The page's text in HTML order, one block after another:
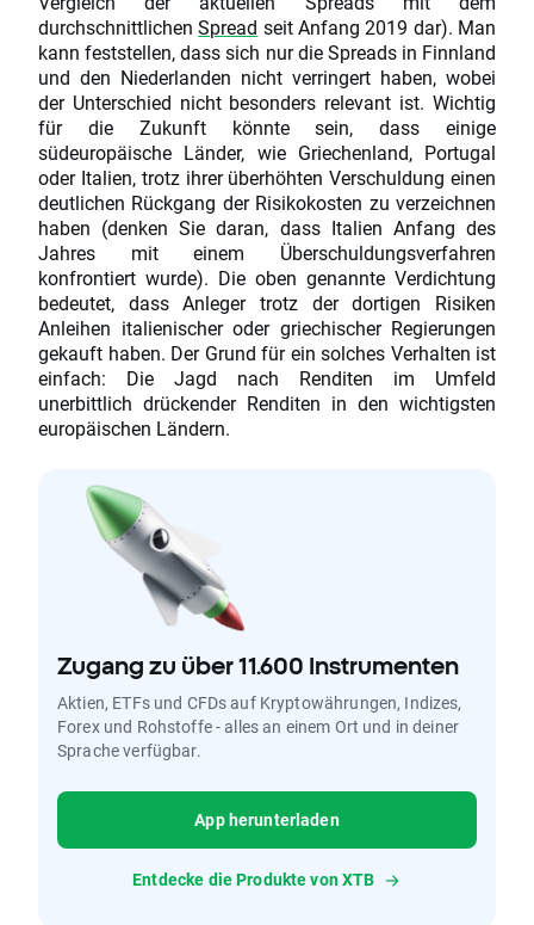
durchschnittlichenSpread seit Anfang 2019 dar). Man
kann feststellen, dass sich nur die Spreads in Finnland
und den Niederlanden nicht verringert haben, wobei
der Unterschied nicht besonders relevant ist. Wichtig
für die Zukunft könnte sein, dass einige
südeuropäische Länder, wie Griechenland, Portugal
oder Italien, trotz ihrer überhöhten Verschuldung einen
deutlichen Rückgang der Risikokosten zu verzeichnen
haben (denken Sie daran, dass Italien Anfang des
Jahres mit einem Überschuldungsverfahren
konfrontiert wurde). Die oben genannte Verdichtung
bedeutet, dass Anleger trotz der dortigen Risiken
Anleihen italienischer oder griechischer Regierungen
gekauft haben. Der Grund für ein solches Verhalten ist
einfach: Die Jagd nach Renditen im Umfeld
unerbittlich drückender Renditen in den wichtigsten
europäischen Ländern.
Zugang zu über 11.600 Instrumenten
Aktien, ETFs und CFDs auf Kryptowährungen, Indizes,
Forex und Rohstoffe - alles an einem Ort und in deiner
Sprache verfügbar.
App herunterladen
Entdecke die Produkte von XTB